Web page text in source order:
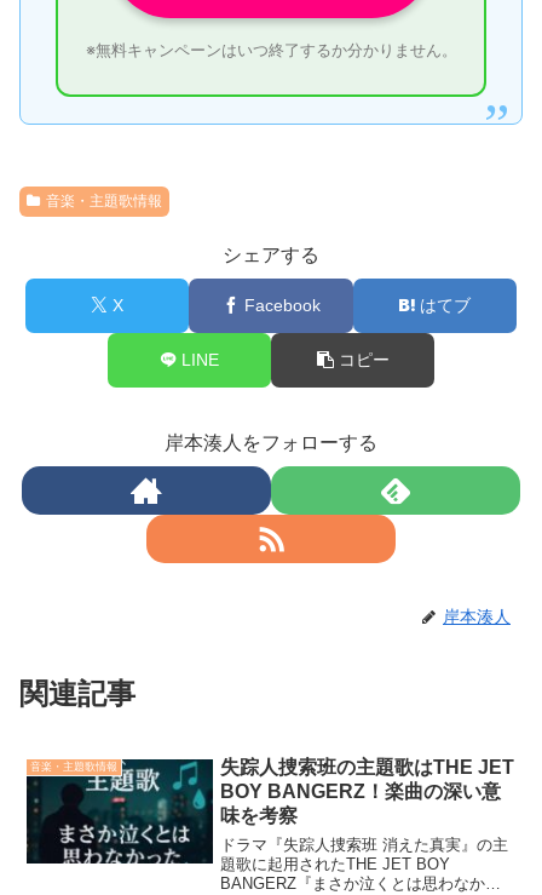
※無料キャンペーンはいつ終了するか分かりません。
音楽・主題歌情報
シェアする
X Facebook はてブ
LINE コピー
岸本湊人をフォローする
岸本湊人
関連記事
音楽・主題歌情報
失踪人捜索班の主題歌はTHE JET
BOY BANGERZ！楽曲の深い意
味を考察
ドラマ『失踪人捜索班 消えた真実』の主
題歌に起用されたTHE JET BOY
BANGERZ『まさか泣くとは思わなかっ